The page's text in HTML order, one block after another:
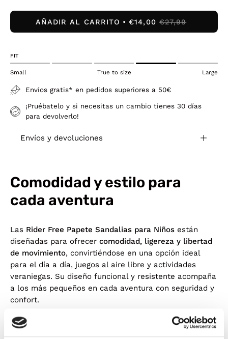
cantidad
AÑADIR AL CARRITO €14,00 €27,99
FIT
Small True to size Large
Envíos gratis* en pedidos superiores a 50€
¡Pruébatelo y si necesitas un cambio tienes 30 días
para devolverlo!
Envíos y devoluciones
Comodidad y estilo para
cada aventura
Las Rider Free Papete Sandalias para Niños están
diseñadas para ofrecer comodidad, ligereza y libertad
de movimiento, convirtiéndose en una opción ideal
para el día a día, juegos al aire libre y actividades
veraniegas. Su diseño funcional y resistente acompaña
a los más pequeños en cada aventura con seguridad y
confort.
Fabricadas con materiales flexibles y resistentes,
estas sandalias proporcionan una pisada cómoda y